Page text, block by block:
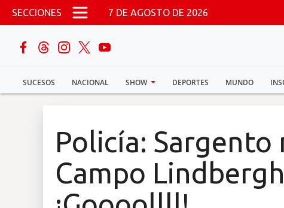
Pasar al contenido principal
SECCIONES 7 DE AGOSTO DE 2026
SUCESOS NACIONAL SHOW DEPORTES MUNDO
buscar
Sucesos
Policía:
Campo